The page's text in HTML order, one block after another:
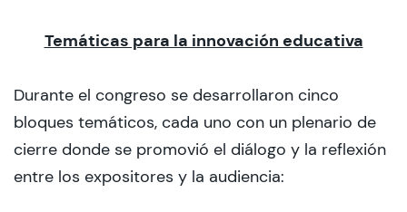
Temáticas para la innovación educativa
Durante el congreso se desarrollaron cinco
bloques temáticos, cada uno con un plenario de
cierre donde se promovió el diálogo y la reflexión
entre los expositores y la audiencia: